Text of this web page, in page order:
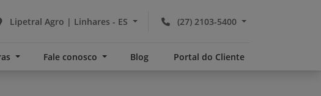
(27) 2103-5400
Lipetral Agro | Linhares - ES
Fale conosco Blog Portal do Cliente